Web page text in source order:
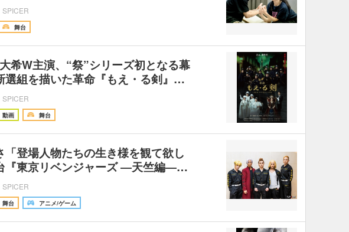
舞台
希W主演、“祭”シリーズ初となる幕
選組を描いた革命『もえ・る剣』…
動画 舞台
「登場人物たちの生き様を観て欲し
『東京リベンジャーズ ―天竺編―…
舞台 アニメ/ゲーム